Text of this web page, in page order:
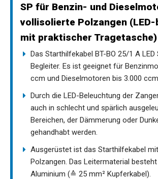
SP für Benzin- und
vollisolierte Polzangen
mit praktischer Tragetasche)
Das Starthilfekabel BT-BO 25/1 A LED
Begleiter. Es ist geeignet für
ccm und Dieselmotoren bis 3.000 ccm.
Durch die LED-Beleuchtung der
auch in schlecht und spärlich
Bereichen, der Dämmerung oder
gehandhabt werden.
Ausgerüstet ist das Starthilfekabel
Polzangen. Das Leitermaterial
Aluminium (≙ 25 mm² Kupferkabel).